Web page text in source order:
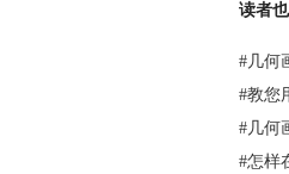
读者
#几何
#教您
#几何
#怎样